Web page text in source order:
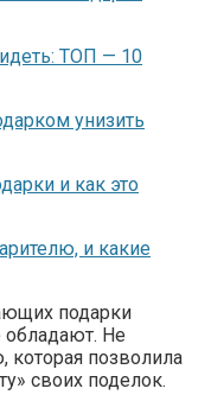
подарки
обладают. Не
которая позволила
своих поделок.